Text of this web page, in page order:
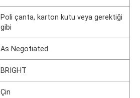
Poli çanta, karton kutu veya gerektiği
gibi
As Negotiated
BRIGHT
Çin